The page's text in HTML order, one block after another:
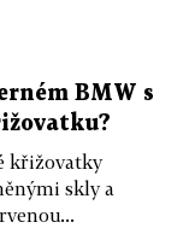
BMW s
křižovatky
skly a